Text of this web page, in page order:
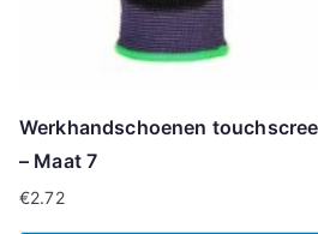
Werkhandschoenen
– Maat 7
€2.72